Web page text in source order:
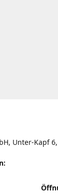
Unter-Kapf